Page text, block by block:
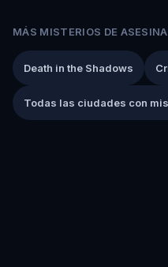
MÁS MISTERIOS DE
Death in the Shadows
Todas las ciudades con